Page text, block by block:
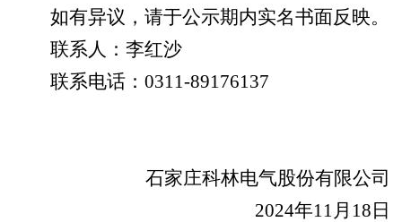
如有异议，请于公示期内实名书面反映。
联系人：李红沙
联系电话：0311-89176137
石家庄科林电气股份有限公司
2024年11月 18 日